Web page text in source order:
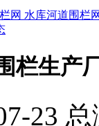
网 水库河道围栏
栏生产
23